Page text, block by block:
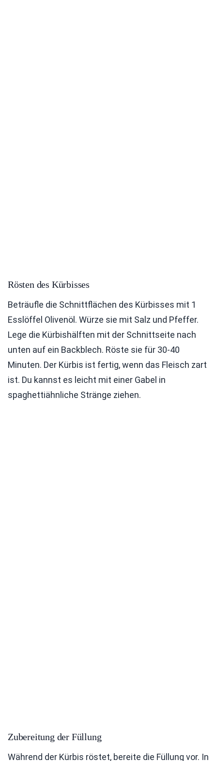
Rösten des Kürbisses
Beträufle die Schnittflächen des Kürbisses mit 1
Esslöffel Olivenöl. Würze sie mit Salz und Pfeffer.
Lege die Kürbishälften mit der Schnittseite nach
unten auf ein Backblech. Röste sie für 30-40
Minuten. Der Kürbis ist fertig, wenn das Fleisch zart
ist. Du kannst es leicht mit einer Gabel in
spaghettiähnliche Stränge ziehen.
Zubereitung der Füllung
Während der Kürbis röstet, bereite die Füllung vor. In